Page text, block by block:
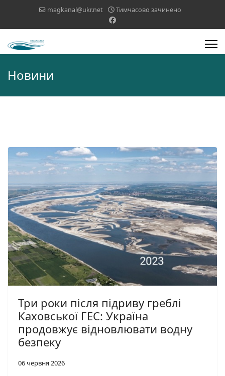
magkanal@ukr.net Тимчасово зачинено
Новини
Три роки після підриву греблі
Каховської ГЕС: Україна
продовжує відновлювати водну
безпеку
06 червня 2026